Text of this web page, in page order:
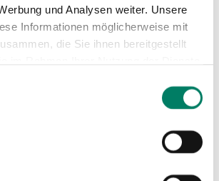
und Analysen weiter. Unsere
Informationen möglicherweise mit
die Sie ihnen bereitgestellt